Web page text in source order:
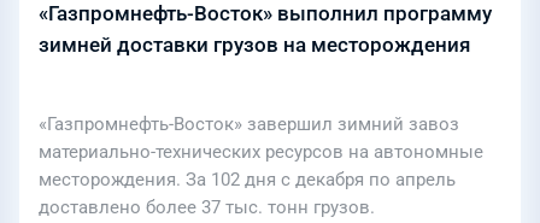
«Газпромнефть-Восток» выполнил программу
зимней доставки грузов на месторождения
«Газпромнефть-Восток» завершил зимний завоз
материально-технических ресурсов на автономные
месторождения. За 102 дня с декабря по апрель
доставлено более 37 тыс. тонн грузов.